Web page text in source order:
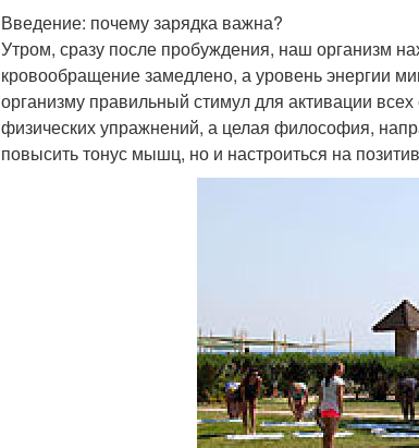
Введение: почему зарядка важна?
Утром, сразу после пробуждения, наш организм
кровообращение замедлено, а уровень энергии
организму правильный стимул для активации
физических упражнений, а целая философия,
повысить тонус мышц, но и настроиться на